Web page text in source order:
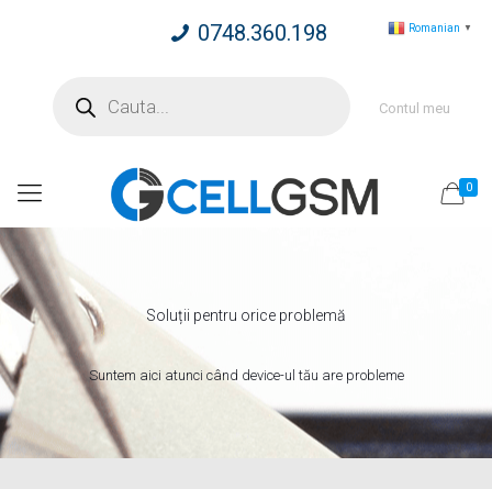
0748.360.198
search
Contul meu
0
Soluții pentru orice problemă
Suntem aici atunci când device-ul tău are probleme
Romanian ▼